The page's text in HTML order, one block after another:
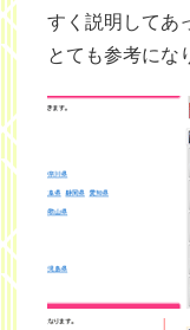
すく説明してあ
とても参考にな